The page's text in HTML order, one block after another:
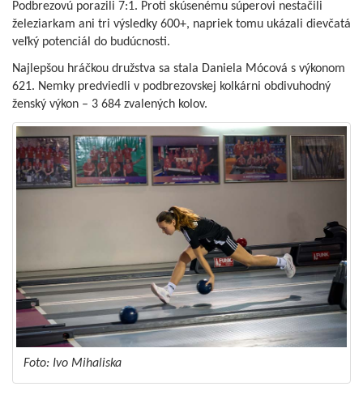
Podbrezovú porazili 7:1. Proti skúsenému súperovi nestačili
železiarkam ani tri výsledky 600+, napriek tomu ukázali dievčatá
veľký potenciál do budúcnosti.
Najlepšou hráčkou družstva sa stala Daniela Mócová s výkonom
621. Nemky predviedli v podbrezovskej kolkárni obdivuhodný
ženský výkon – 3 684 zvalených kolov.
Foto: Ivo Mihaliska